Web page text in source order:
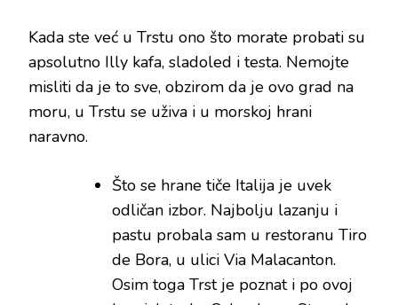
Kada ste već u Trstu ono što morate probati su
apsolutno Illy kafa, sladoled i testa. Nemojte
misliti da je to sve, obzirom da je ovo grad na
moru, u Trstu se uživa i u morskoj hrani
naravno.
Što se hrane tiče Italija je uvek
odličan izbor. Najbolju lazanju i
pastu probala sam u restoranu Tiro
de Bora, u ulici Via Malacanton.
Osim toga Trst je poznat i po ovoj